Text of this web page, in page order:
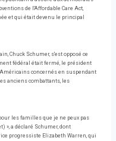
de l'Affordable Care Act,
et qui était devenu le principal
Chuck Schumer, s'est opposé ce
fédéral était fermé, le président
concernés en suspendant
anciens combattants, les
les familles que je ne peux pas
», a déclaré Schumer, dont
progressiste Elizabeth Warren, qui